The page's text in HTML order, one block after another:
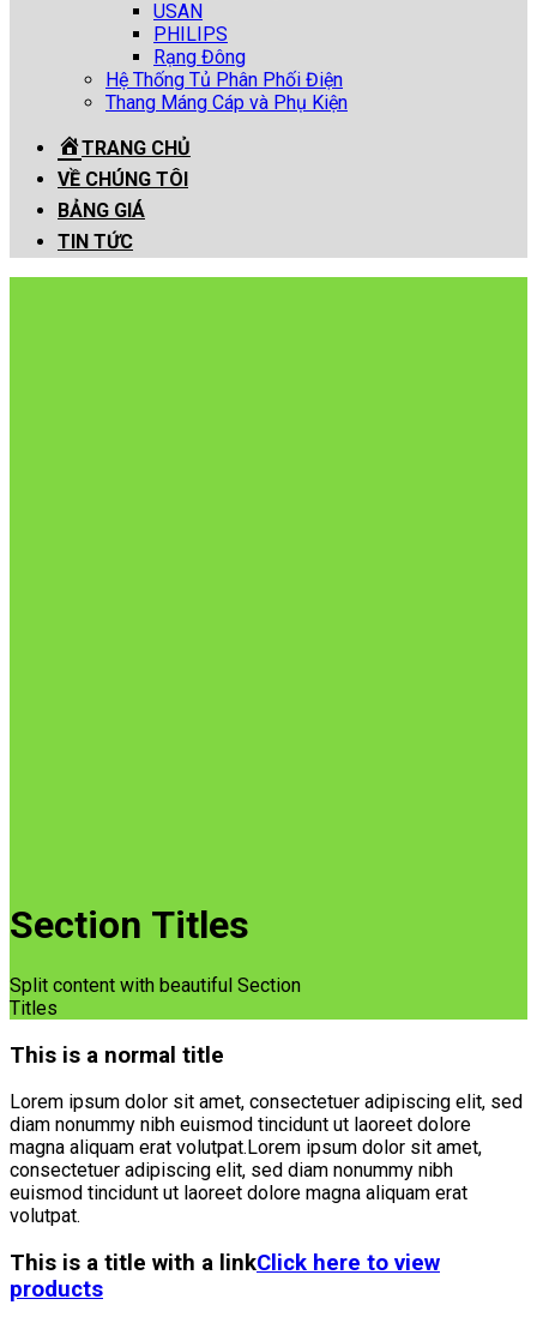
USAN
PHILIPS
Rạng Đông
Hệ Thống Tủ Phân Phối Điện
Thang Máng Cáp và Phụ Kiện
TRANG CHỦ
VỀ CHÚNG TÔI
BẢNG GIÁ
TIN TỨC
Section Titles
Split content with beautiful Section
Titles
This is a normal title
Lorem ipsum dolor sit amet, consectetuer adipiscing elit, sed
diam nonummy nibh euismod tincidunt ut laoreet dolore
magna aliquam erat volutpat.Lorem ipsum dolor sit amet,
consectetuer adipiscing elit, sed diam nonummy nibh
euismod tincidunt ut laoreet dolore magna aliquam erat
volutpat.
This is a title with a linkClick here to view
products